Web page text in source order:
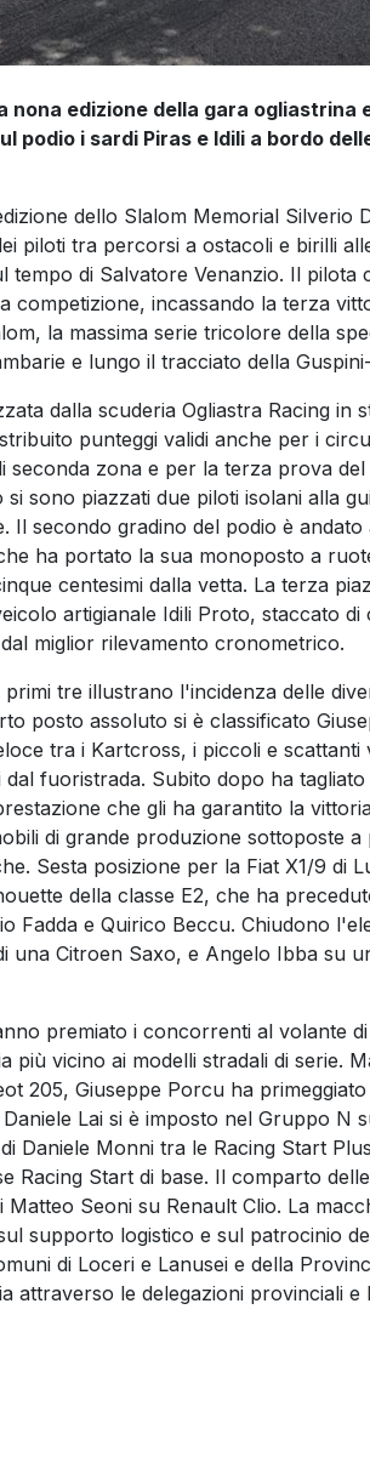
nona edizione della gara ogliastrina
podio i sardi Piras e Idili a bordo
dello Slalom Memorial Silverio
piloti tra percorsi a ostacoli e birilli
di Salvatore Venanzio. Il pilota
competizione, incassando la terza
la massima serie tricolore della
e lungo il tracciato della
dalla scuderia Ogliastra Racing in
punteggi validi anche per i
seconda zona e per la terza prova
sono piazzati due piloti isolani alla
Il secondo gradino del podio è
ha portato la sua monoposto a
centesimi dalla vetta. La terza
artigianale Idili Proto, staccato di
miglior rilevamento cronometrico.
primi tre illustrano l'incidenza delle
posto assoluto si è classificato
tra i Kartcross, i piccoli e scattanti
fuoristrada. Subito dopo ha
che gli ha garantito la
di grande produzione sottoposte
Sesta posizione per la Fiat X1/9 di
della classe E2, che ha
Fadda e Quirico Beccu. Chiudono
una Citroen Saxo, e Angelo Ibba su
premiato i concorrenti al volante
più vicino ai modelli stradali di serie.
205, Giuseppe Porcu ha
Lai si è imposto nel Gruppo N
Daniele Monni tra le Racing Start
Racing Start di base. Il comparto
Seoni su Renault Clio. La
supporto logistico e sul patrocinio
di Loceri e Lanusei e della
attraverso le delegazioni provinciali